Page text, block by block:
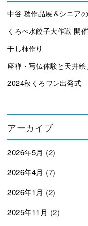
中谷 稔作品展＆シニア
くろべ水餃子大作戦 開催
干し柿作り
座禅・写仏体験と天井絵
2024秋くろワン出発式
アーカイブ
2026年5月 (2)
2026年4月 (7)
2026年1月 (2)
2025年11月 (2)